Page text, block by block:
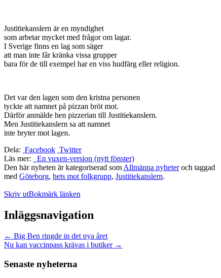
Justitiekanslern är en myndighet
som arbetar mycket med frågor om lagar.
I Sverige finns en lag som säger
att man inte får kränka vissa grupper
bara för de till exempel har en viss hudfärg eller religion.
Det var den lagen som den kristna personen
tyckte att namnet på pizzan bröt mot.
Därför anmälde hen pizzerian till Justitiekanslern.
Men Justitiekanslern sa att namnet
inte bryter mot lagen.
Dela: Facebook Twitter
Läs mer:
En vuxen-version (nytt fönster)
Den här nyheten är kategoriserad som Allmänna nyheteroch taggad
med Göteborg, hets mot folkgrupp, Justitiekanslern.
Skriv utBokmärk länken
Inläggsnavigation
← Big Ben ringde in det nya året
Nu kan vaccinpass krävas i butiker →
Senaste nyheterna